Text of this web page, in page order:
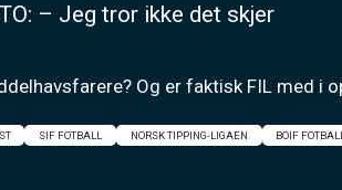
– Jeg tror ikke det skjer
Og er faktisk FIL med
SIF FOTBALL NORSK TIPPING-LIGAEN BOIF FOTBALL